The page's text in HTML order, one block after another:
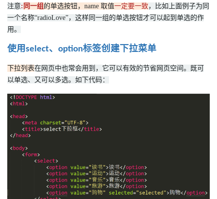
注意: 同一组 的单选按钮，name 取值一定要一致，比如上面例子为同
一个名称“radioLove”，这样同一组的单选按钮才可以起到单选的作
用。
使用select、 option标签创建下拉菜单
下拉列表在网页中也常会用到，它可以有效的节省网页空间。既可
以单选、又可以多选。如下代码：